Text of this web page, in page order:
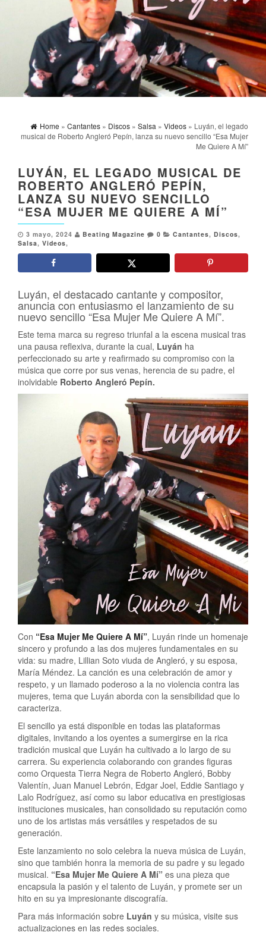
Home » Cantantes » Discos » Salsa » Videos » Luyán, el legado
musical de Roberto Angleró Pepín, lanza su nuevo sencillo “Esa Mujer
Me Quiere A Mí”
LUYÁN, EL LEGADO MUSICAL DE
ROBERTO ANGLERÓ PEPÍN,
LANZA SU NUEVO SENCILLO
“ESA MUJER ME QUIERE A MÍ”
3 mayo, 2024 Beating Magazine 0 Cantantes, Discos,
Salsa, Videos,
Luyán, el destacado cantante y compositor,
anuncia con entusiasmo el lanzamiento de su
nuevo sencillo “Esa Mujer Me Quiere A Mí”.
Este tema marca su regreso triunfal a la escena musical tras
una pausa reflexiva, durante la cual, Luyán ha
perfeccionado su arte y reafirmado su compromiso con la
música que corre por sus venas, herencia de su padre, el
inolvidable Roberto Angleró Pepín.
Con “Esa Mujer Me Quiere A Mí”, Luyán rinde un homenaje
sincero y profundo a las dos mujeres fundamentales en su
vida: su madre, Lillian Soto viuda de Angleró, y su esposa,
María Méndez. La canción es una celebración de amor y
respeto, y un llamado poderoso a la no violencia contra las
mujeres, tema que Luyán aborda con la sensibilidad que lo
caracteriza.
El sencillo ya está disponible en todas las plataformas
digitales, invitando a los oyentes a sumergirse en la rica
tradición musical que Luyán ha cultivado a lo largo de su
carrera. Su experiencia colaborando con grandes figuras
como Orquesta Tierra Negra de Roberto Angleró, Bobby
Valentín, Juan Manuel Lebrón, Edgar Joel, Eddie Santiago y
Lalo Rodríguez, así como su labor educativa en prestigiosas
instituciones musicales, han consolidado su reputación como
uno de los artistas más versátiles y respetados de su
generación.
Este lanzamiento no solo celebra la nueva música de Luyán,
sino que también honra la memoria de su padre y su legado
musical. “Esa Mujer Me Quiere A Mí” es una pieza que
encapsula la pasión y el talento de Luyán, y promete ser un
hito en su ya impresionante discografía.
Para más información sobre Luyán y su música, visite sus
actualizaciones en las redes sociales.